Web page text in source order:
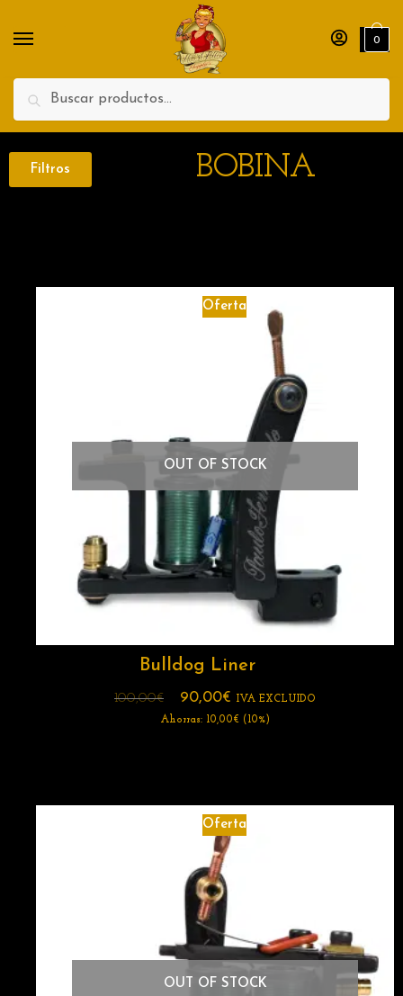
Search
0
Filtros BOBINA
Oferta
OUT OF STOCK
Bulldog Liner
100,00€ 90,00€ IVA EXCLUIDO
Ahorras: 10,00€ (10%)
Oferta
OUT OF STOCK